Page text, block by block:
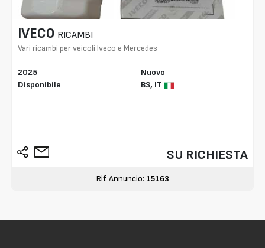
IVECO RICAMBI
Vari ricambi per veicoli Iveco e Mercedes
2025
Disponibile
Nuovo
BS, IT
SU RICHIESTA
Rif. Annuncio: 15163